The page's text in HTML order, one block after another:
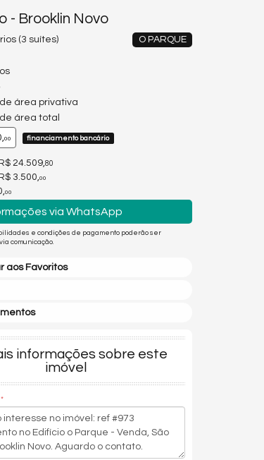
- Brooklin Novo
O PARQUE
(3 suítes)
área privativa
área total
00 financiamento bancário
24.509, 80
3.500, 00
00
via WhatsApp
e condições de pagamento poderão ser
comunicação.
aos Favoritos
informações sobre este
imóvel